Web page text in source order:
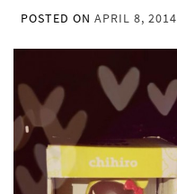
POSTED ON APRIL 8, 2014